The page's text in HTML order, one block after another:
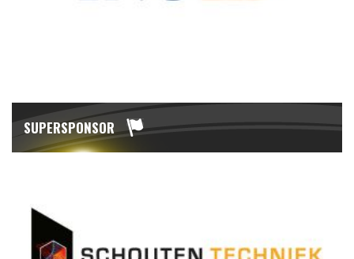
SUPERSPONSOR